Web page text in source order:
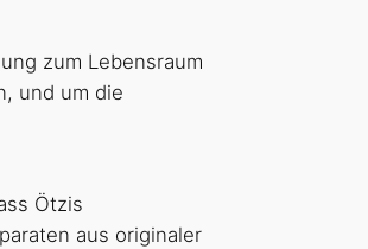
zum Lebensraum
und um die
Ötzis
aus originaler